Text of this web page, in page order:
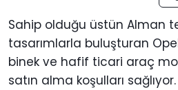
Sahip olduğu üstün Alman
tasarımlarla buluşturan
binek ve hafif ticari araç
satın alma koşulları sağlıyor.